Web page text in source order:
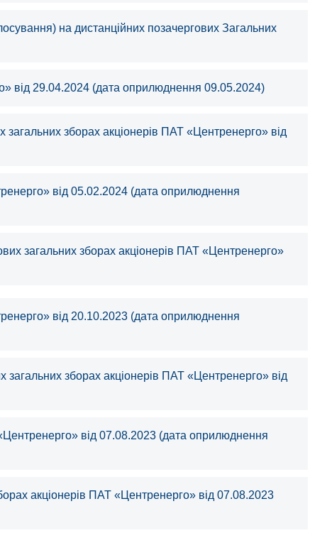
на дистанційних позачергових Загальних
від 29.04.2024 (дата оприлюднення 09.05.2024)
зборах акціонерів ПАТ «Центренерго» від
від 05.02.2024 (дата оприлюднення
загальних зборах акціонерів ПАТ «Центренерго»
від 20.10.2023 (дата оприлюднення
загальних зборах акціонерів ПАТ «Центренерго» від
від 07.08.2023 (дата оприлюднення
акціонерів ПАТ «Центренерго» від 07.08.2023